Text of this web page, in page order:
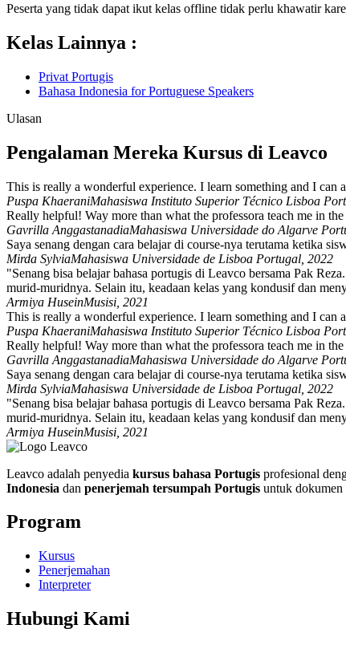
Peserta yang tidak dapat ikut kelas offline tidak perlu khawatir
Kelas Lainnya :
Privat Portugis
Bahasa Indonesia for Portuguese Speakers
Ulasan
Pengalaman Mereka Kursus di Leavco
This is really a wonderful experience. I learn something and I can
Puspa KhaeraniMahasiswa Instituto Superior Técnico Lisboa
Really helpful! Way more than what the professora teach me in
Gavrilla AnggastanadiaMahasiswa Universidade do Algarve
Saya senang dengan cara belajar di course-nya terutama ketika
Mirda SylviaMahasiswa Universidade de Lisboa Portugal, 2022
"Senang bisa belajar bahasa portugis di Leavco bersama Pak
murid-muridnya. Selain itu, keadaan kelas yang kondusif dan
Armiya HuseinMusisi, 2021
This is really a wonderful experience. I learn something and I can
Puspa KhaeraniMahasiswa Instituto Superior Técnico Lisboa
Really helpful! Way more than what the professora teach me in
Gavrilla AnggastanadiaMahasiswa Universidade do Algarve
Saya senang dengan cara belajar di course-nya terutama ketika
Mirda SylviaMahasiswa Universidade de Lisboa Portugal, 2022
"Senang bisa belajar bahasa portugis di Leavco bersama Pak
murid-muridnya. Selain itu, keadaan kelas yang kondusif dan
Armiya HuseinMusisi, 2021
Leavco adalah penyedia kursus bahasa Portugis profesional
Indonesia dan penerjemah tersumpah Portugis untuk dokumen
Program
Kursus
Penerjemahan
Interpreter
Hubungi Kami